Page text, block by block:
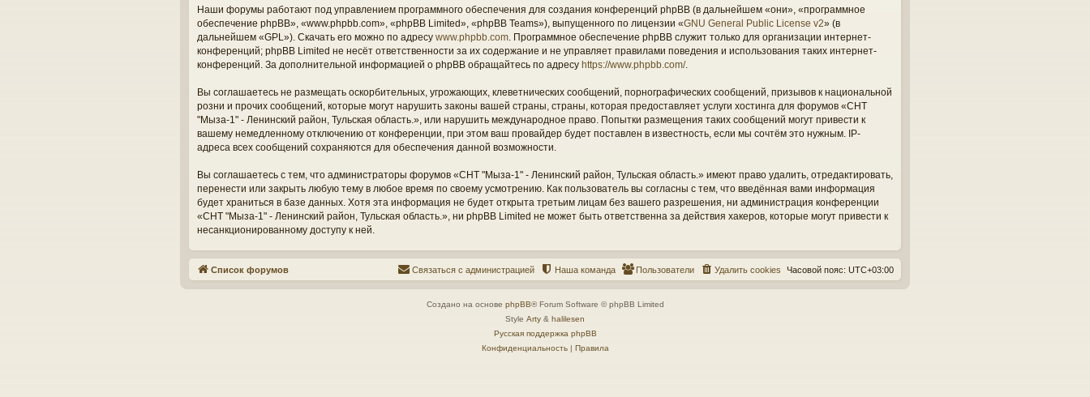
Наши форумы работают под управлением программного обеспечения для создания конференций phpBB (в дальнейшем «они», «программное
обеспечение phpBB», «www.phpbb.com», «phpBB Limited», «phpBB Teams»), выпущенного по лицензии «GNU General Public License v2» (в
дальнейшем «GPL»). Скачать его можно по адресу www.phpbb.com . Программное обеспечение phpBB служит только для организации интернет-
конференций; phpBB Limited не несёт ответственности за их содержание и не управляет правилами поведения и использования таких интернет-
конференций. За дополнительной информацией о phpBB обращайтесь по адресу https://www.phpbb.com/.
Вы соглашаетесь не размещать оскорбительных, угрожающих, клеветнических сообщений, порнографических сообщений, призывов к национальной
розни и прочих сообщений, которые могут нарушить законы вашей страны, страны, которая предоставляет услуги хостинга для форумов «СНТ
"Мыза-1" - Ленинский район, Тульская область.», или нарушить международное право. Попытки размещения таких сообщений могут привести к
вашему немедленному отключению от конференции, при этом ваш провайдер будет поставлен в известность, если мы сочтём это нужным. IP-
адреса всех сообщений сохраняются для обеспечения данной возможности.
Вы соглашаетесь с тем, что администраторы форумов «СНТ "Мыза-1" - Ленинский район, Тульская область.» имеют право удалить, отредактировать,
перенести или закрыть любую тему в любое время по своему усмотрению. Как пользователь вы согласны с тем, что введённая вами информация
будет храниться в базе данных. Хотя эта информация не будет открыта третьим лицам без вашего разрешения, ни администрация конференции
«СНТ "Мыза-1" - Ленинский район, Тульская область.», ни phpBB Limited не может быть ответственна за действия хакеров, которые могут привести к
несанкционированному доступу к ней.
Список форумов Часовой пояс: UTC+03:00
Удалить cookies
Пользователи
Наша команда
Связаться с администрацией
Создано на основе phpBB® Forum Software © phpBB Limited
Style Arty & halilesen
Русская поддержка phpBB
Конфиденциальность| Правила